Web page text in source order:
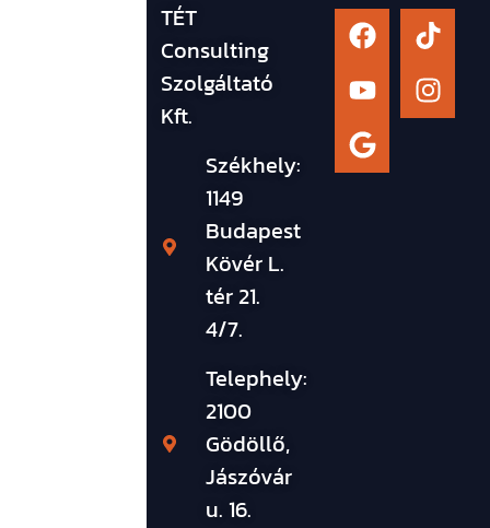
TÉT
Consulting
Szolgáltató
Kft.
Székhely:
1149
Budapest
Kövér L.
tér 21.
4/7.
Telephely:
2100
Gödöllő,
Jászóvár
u. 16.